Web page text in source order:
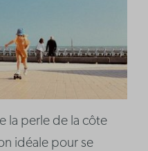
la perle de la côte
idéale pour se